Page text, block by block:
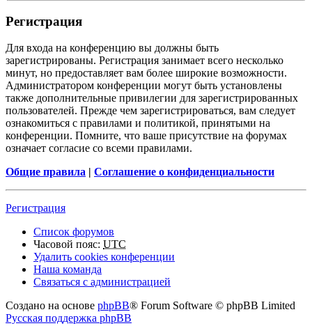
Регистрация
Для входа на конференцию вы должны быть
зарегистрированы. Регистрация занимает всего несколько
минут, но предоставляет вам более широкие возможности.
Администратором конференции могут быть установлены
также дополнительные привилегии для зарегистрированных
пользователей. Прежде чем зарегистрироваться, вам следует
ознакомиться с правилами и политикой, принятыми на
конференции. Помните, что ваше присутствие на форумах
означает согласие со всеми правилами.
Общие правила | Соглашение о конфиденциальности
Регистрация
Список форумов
Часовой пояс: UTC
Удалить cookies конференции
Наша команда
Связаться с администрацией
Создано на основе phpBB® Forum Software © phpBB Limited
Русская поддержка phpBB